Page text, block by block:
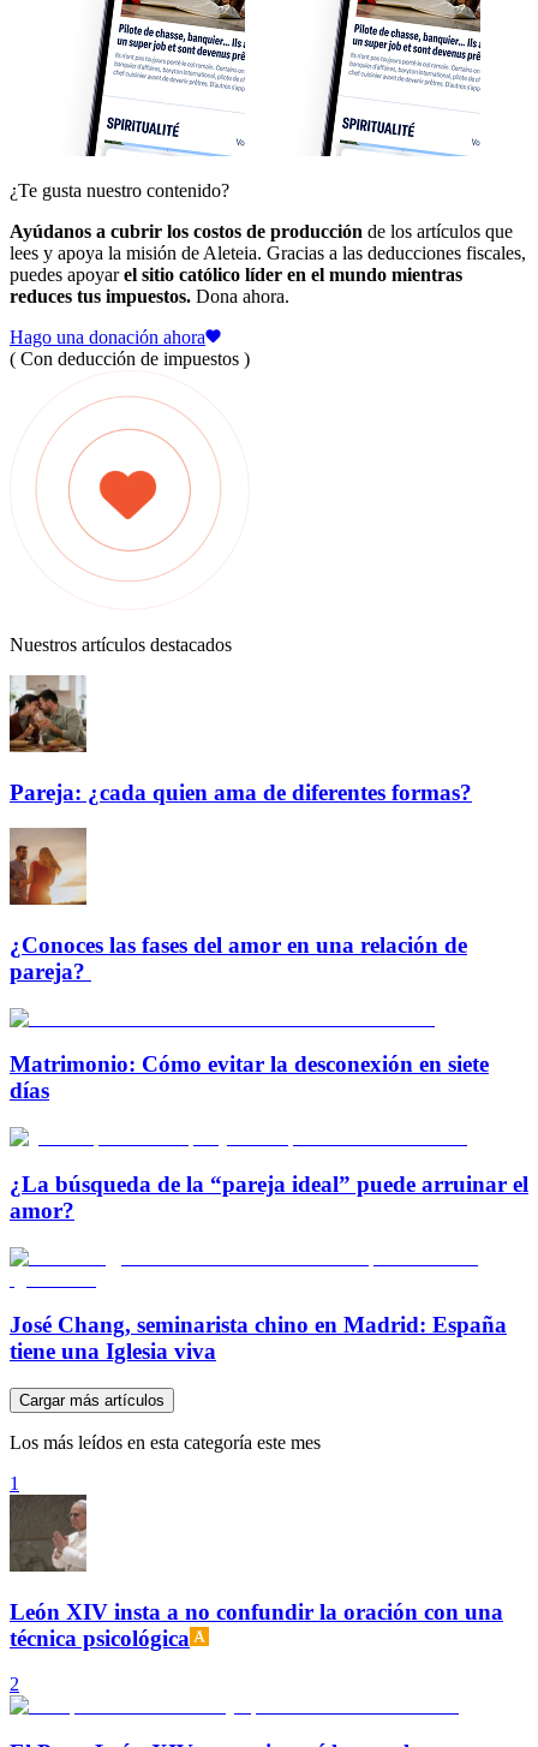
¿Te gusta nuestro contenido?
Ayúdanos a cubrir los costos de producción de los artículos que
lees y apoya la misión de Aleteia. Gracias a las deducciones fiscales,
puedes apoyarel sitio católico líder en el mundo mientras
reduces tus impuestos. Dona ahora.
Hago una donación ahora
( Con deducción de impuestos )
Nuestros artículos destacados
Pareja: ¿cada quien ama de diferentes formas?
¿Conoces las fases del amor en una relación de
pareja?
Matrimonio: Cómo evitar la desconexión en siete
días
¿La búsqueda de la “pareja ideal” puede arruinar el
amor?
José Chang, seminarista chino en Madrid: España
tiene una Iglesia viva
Cargar más artículos
Los más leídos en esta categoría este mes
1
León XIV insta a no confundir la oración con una
técnica psicológica
2